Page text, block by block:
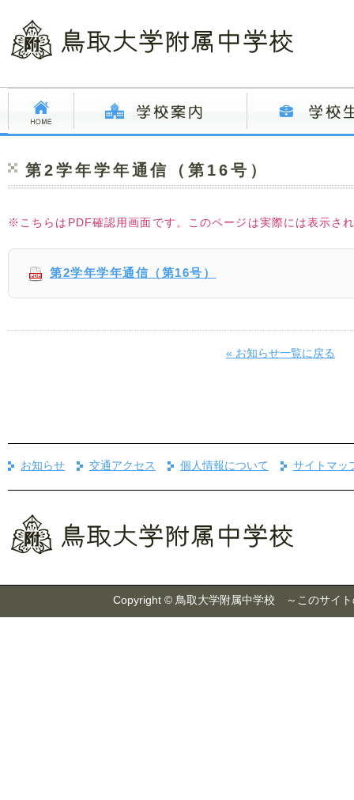
第2学年学年通信（第16号）
※こちらはPDF確認用画面です。このページは実際には表示さ
第2学年学年通信（第16号）
« お知らせ一覧に戻る
お知らせ 交通アクセス 個人情報について サイトマッ
Copyright © 鳥取大学附属中学校 ～このサイト